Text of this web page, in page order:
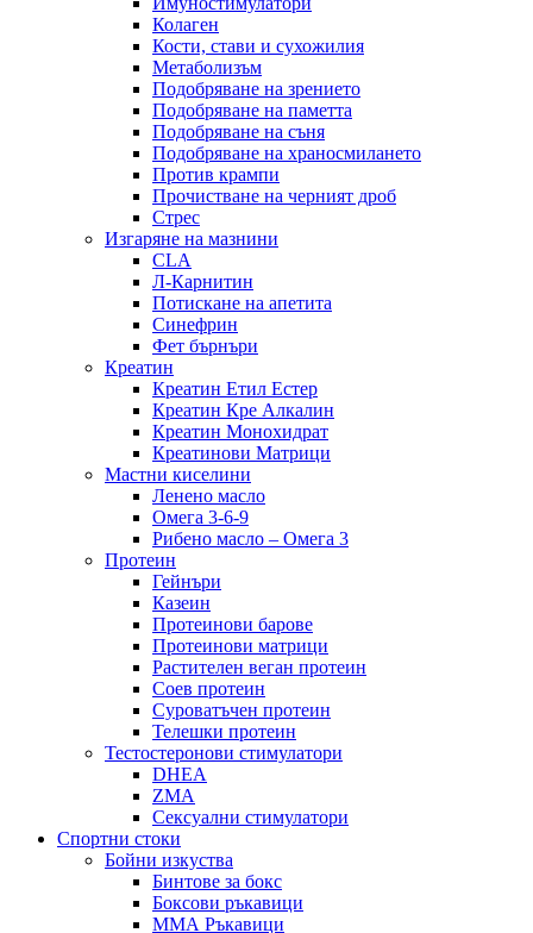
Колаген
Кости, стави и сухожилия
Метаболизъм
Подобряване на зрението
Подобряване на паметта
Подобряване на съня
Подобряване на храносмилането
Против крампи
Прочистване на черният дроб
Стрес
Изгаряне на мазнини
CLA
Л-Карнитин
Потискане на апетита
Синефрин
Фет бърнъри
Креатин
Креатин Етил Естер
Креатин Кре Алкалин
Креатин Монохидрат
Креатинови Матрици
Мастни киселини
Ленено масло
Омега 3-6-9
Рибено масло – Омега 3
Протеин
Гейнъри
Казеин
Протеинови барове
Протеинови матрици
Растителен веган протеин
Соев протеин
Суроватъчен протеин
Телешки протеин
Тестостеронови стимулатори
DHEA
ZMA
Сексуални стимулатори
Спортни стоки
Бойни изкуства
Бинтове за бокс
Боксови ръкавици
ММА Ръкавици